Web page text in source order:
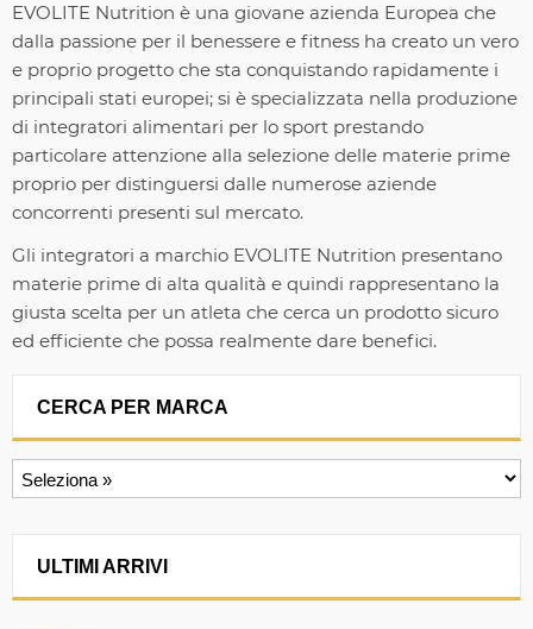
EVOLITE Nutrition è una giovane azienda Europea che
dalla passione per il benessere e fitness ha creato un vero
e proprio progetto che sta conquistando rapidamente i
principali stati europei; si è specializzata nella produzione
di integratori alimentari per lo sport prestando
particolare attenzione alla selezione delle materie prime
proprio per distinguersi dalle numerose aziende
concorrenti presenti sul mercato.
Gli integratori a marchio EVOLITE Nutrition presentano
materie prime di alta qualità e quindi rappresentano la
giusta scelta per un atleta che cerca un prodotto sicuro
ed efficiente che possa realmente dare benefici.
CERCA PER MARCA
ULTIMI ARRIVI